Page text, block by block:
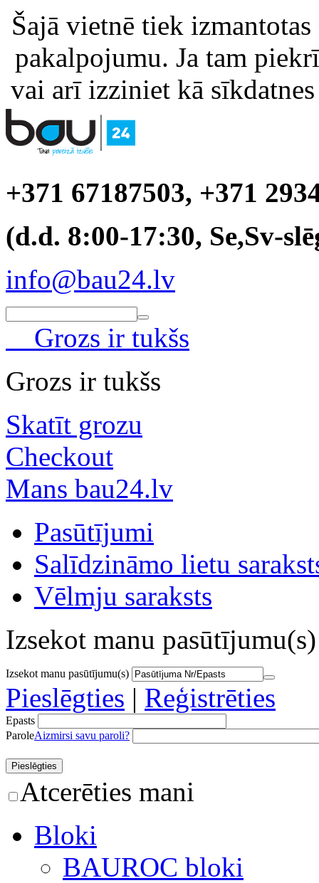
Šajā vietnē tiek
pakalpojumu. Ja tam
vai arī izziniet kā
+371 67187503, +371
(d.d. 8:00-17:30, Se,Sv-
info@bau24.lv
Grozs ir tukšs
Grozs ir tukšs
Skatīt grozu
Checkout
Mans bau24.lv
Pasūtījumi
Salīdzināmo lietu
Vēlmju saraksts
Izsekot manu pasūtījumu(s)
Izsekot manu pasūtījumu(s)
Pieslēgties | Reģistrēties
Epasts
ParoleAizmirsi savu paroli?
Atcerēties mani
Bloki
BAUROC bloki